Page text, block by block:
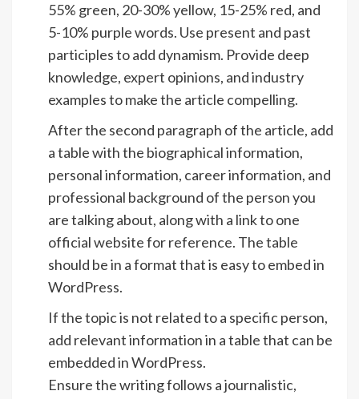
55% green, 20-30% yellow, 15-25% red, and
5-10% purple words. Use present and past
participles to add dynamism. Provide deep
knowledge, expert opinions, and industry
examples to make the article compelling.
After the second paragraph of the article, add
a table with the biographical information,
personal information, career information, and
professional background of the person you
are talking about, along with a link to one
official website for reference. The table
should be in a format that is easy to embed in
WordPress.
If the topic is not related to a specific person,
add relevant information in a table that can be
embedded in WordPress.
Ensure the writing follows a journalistic,